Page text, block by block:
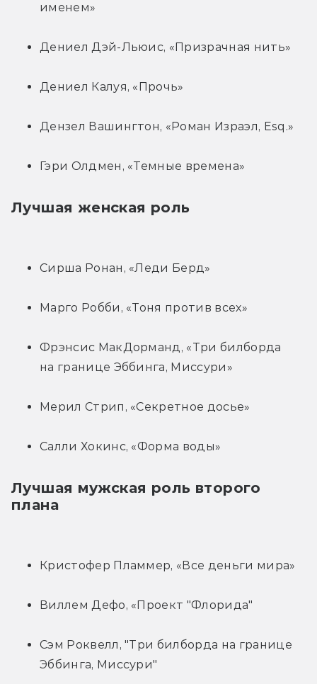
именем»
Дениел Дэй-Льюис, «Призрачная нить»
Дениел Калуя, «Прочь»
Дензел Вашингтон, «Роман Израэл, Esq.»
Гэри Олдмен, «Темные времена»
Лучшая женская роль
Сирша Ронан, «Леди Берд»
Марго Робби, «Тоня против всех»
Фрэнсис МакДорманд, «Три билборда
на границе Эббинга, Миссури»
Мерил Стрип, «Секретное досье»
Салли Хокинс, «Форма воды»
Лучшая мужская роль второго
плана
Кристофер Пламмер, «Все деньги мира»
Виллем Дефо, «Проект "Флорида"
Сэм Роквелл, "Три билборда на границе
Эббинга, Миссури"